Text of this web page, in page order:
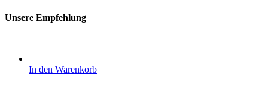
Unsere Empfehlung
In den Warenkorb